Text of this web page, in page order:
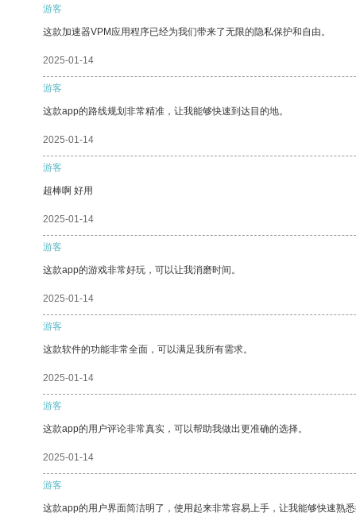
游客
这款加速器VPM应用程序已经为我们带来了无限的隐私保护和自由。
2025-01-14
游客
这款app的路线规划非常精准，让我能够快速到达目的地。
2025-01-14
游客
超棒啊 好用
2025-01-14
游客
这款app的游戏非常好玩，可以让我消磨时间。
2025-01-14
游客
这款软件的功能非常全面，可以满足我所有需求。
2025-01-14
游客
这款app的用户评论非常真实，可以帮助我做出更准确的选择。
2025-01-14
游客
这款app的用户界面简洁明了，使用起来非常容易上手，让我能够快速熟